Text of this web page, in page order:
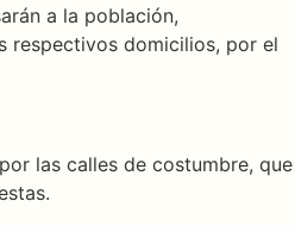
a la población,
respectivos domicilios, por el
las calles de costumbre, que